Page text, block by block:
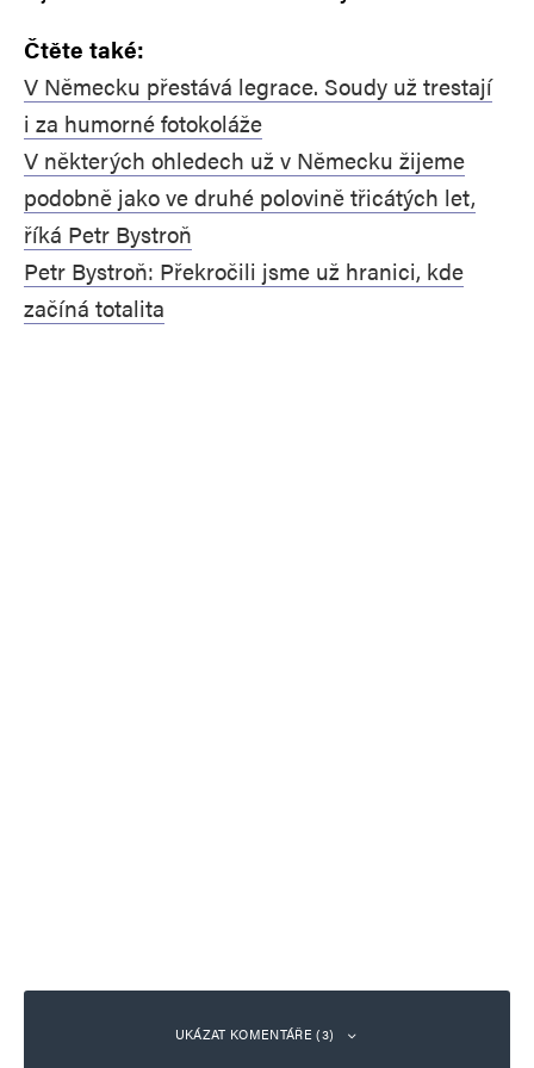
Čtěte také:
V Německu přestává legrace. Soudy už trestají
i za humorné fotokoláže
V některých ohledech už v Německu žijeme
podobně jako ve druhé polovině třicátých let,
říká Petr Bystroň
Petr Bystroň: Překročili jsme už hranici, kde
začíná totalita
UKÁZAT KOMENTÁŘE (3)